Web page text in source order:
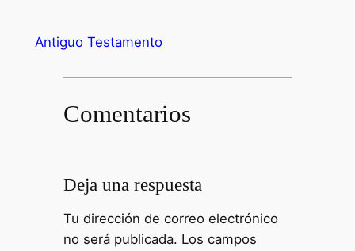
Antiguo Testamento
Comentarios
Deja una respuesta
Tu dirección de correo electrónico
no será publicada. Los campos